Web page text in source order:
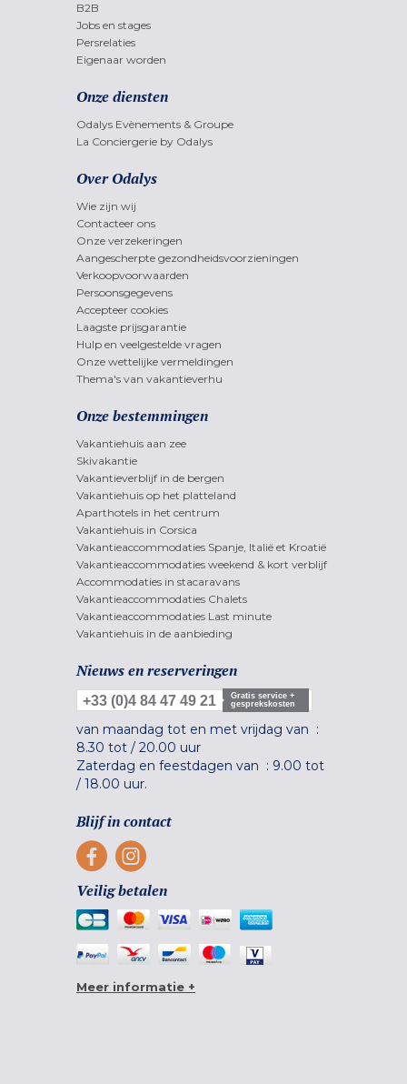
B2B
Jobs en stages
Persrelaties
Eigenaar worden
Onze diensten
Odalys Evènements & Groupe
La Conciergerie by Odalys
Over Odalys
Wie zijn wij
Contacteer ons
Onze verzekeringen
Aangescherpte gezondheidsvoorzieningen
Verkoopvoorwaarden
Persoonsgegevens
Accepteer cookies
Laagste prijsgarantie
Hulp en veelgestelde vragen
Onze wettelijke vermeldingen
Thema's van vakantieverhu
Onze bestemmingen
Vakantiehuis aan zee
Skivakantie
Vakantieverblijf in de bergen
Vakantiehuis op het platteland
Aparthotels in het centrum
Vakantiehuis in Corsica
Vakantieaccommodaties Spanje, Italië et Kroatië
Vakantieaccommodaties weekend & kort verblijf
Accommodaties in stacaravans
Vakantieaccommodaties Chalets
Vakantieaccommodaties Last minute
Vakantiehuis in de aanbieding
Nieuws en reserveringen
+33 (0)4 84 47 49 21
Gratis service +
gesprekskosten
van maandag tot en met vrijdag van :
8.30 tot / 20.00 uur
Zaterdag en feestdagen van : 9.00 tot
/ 18.00 uur.
Blijf in contact
Veilig betalen
Meer informatie +